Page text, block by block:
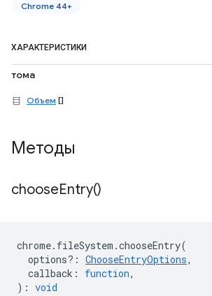
Chrome 44+
ХАРАКТЕРИСТИКИ
тома
Объем []
Методы
chooseEntry()
chrome. fileSystem .chooseEntry(
options? : ChooseEntryOptions,
callback : function,
) : void